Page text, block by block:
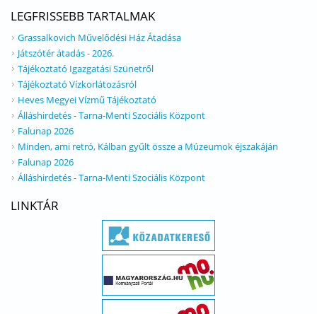
LEGFRISSEBB TARTALMAK
Grassalkovich Művelődési Ház Átadása
Játszótér átadás - 2026.
Tájékoztató Igazgatási Szünetről
Tájékoztató Vízkorlátozásról
Heves Megyei Vízmű Tájékoztató
Álláshirdetés - Tarna-Menti Szociális Központ
Falunap 2026
Minden, ami retró, Kálban gyűlt össze a Múzeumok éjszakáján
Falunap 2026
Álláshirdetés - Tarna-Menti Szociális Központ
LINKTÁR